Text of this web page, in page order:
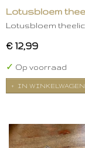
Lotusbloem
Lotusbloem
€ 12,99
✓ Op voorraad
IN WINKELWAGEN